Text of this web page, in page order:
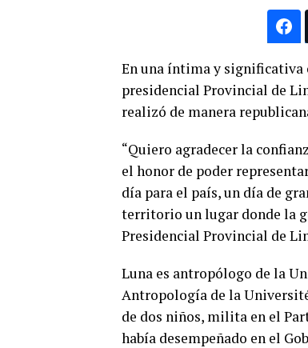
En una íntima y significativa
presidencial Provincial de
realizó de manera
“Quiero agradecer la
el honor de poder
día para el país, un día de
territorio un lugar donde la
Presidencial Provincial de
Luna es antropólogo de la
Antropología de la Université
de dos niños, milita en el
había desempeñado en el